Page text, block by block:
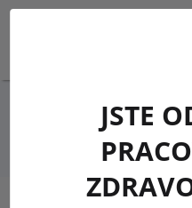
JSTE